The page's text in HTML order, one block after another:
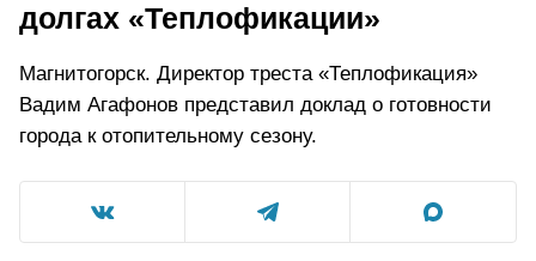
долгах «Теплофикации»
Магнитогорск. Директор треста «Теплофикация»
Вадим Агафонов представил доклад о готовности
города к отопительному сезону.